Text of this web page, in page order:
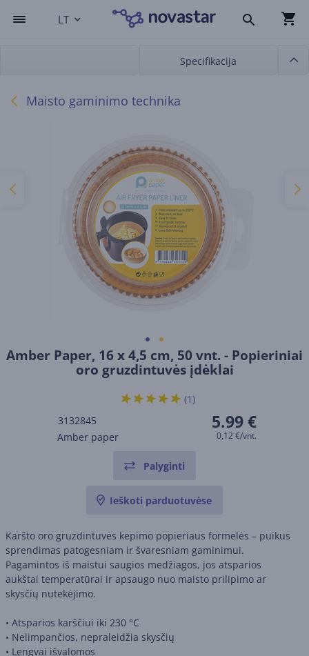
LT
Specifikacija
Maisto gaminimo technika
Amber Paper, 16 x 4,5 cm, 50 vnt. - Popieriniai
oro gruzdintuvės įdėklai
3132845
Amber paper
5.99 €
0,12 €/vnt.
(1)
Palyginti
Ieškoti parduotuvėse
Karšto oro gruzdintuvės kepimo popieriaus formelės – puikus
sprendimas patogesniam ir švaresniam gaminimui.
Pagamintos iš maistui saugios medžiagos, jos atsparios
aukštai temperatūrai ir apsaugo nuo maisto prilipimo ar
skysčių nutekėjimo.
• Atsparios karščiui iki 230 °C
• Nelimpančios, nepraleidžia skysčių
• Lengvai išvalomos